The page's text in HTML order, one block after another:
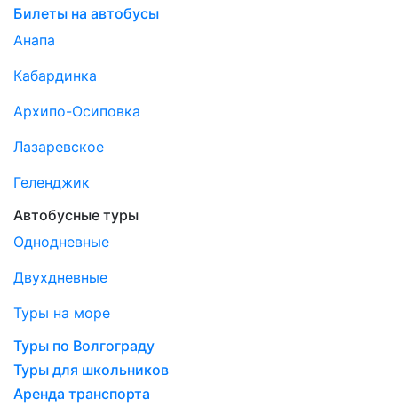
Билеты на автобусы
Анапа
Кабардинка
Архипо-Осиповка
Лазаревское
Геленджик
Автобусные туры
Однодневные
Двухдневные
Туры на море
Туры по Волгограду
Туры для школьников
Аренда транспорта